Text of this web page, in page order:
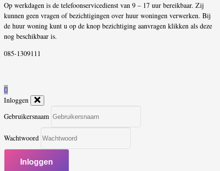
Op werkdagen is de telefoonservicedienst van 9 – 17 uur bereikbaar. Zij
kunnen geen vragen of bezichtigingen over huur woningen verwerken. Bij
de huur woning kunt u op de knop bezichtiging aanvragen klikken als deze
nog beschikbaar is.
085-1309111
Inloggen
Gebruikersnaam
Wachtwoord